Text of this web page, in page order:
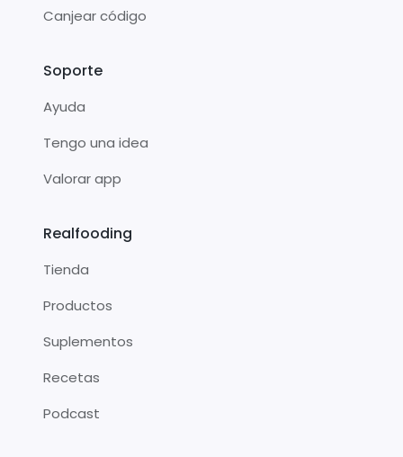
Canjear código
Soporte
Ayuda
Tengo una idea
Valorar app
Realfooding
Tienda
Productos
Suplementos
Recetas
Podcast